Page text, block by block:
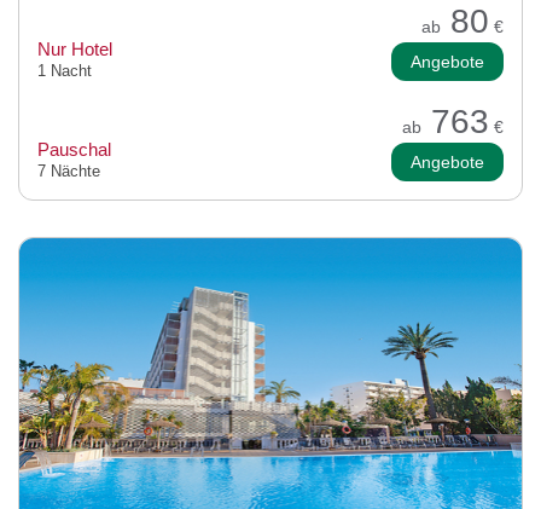
ab 80 €
Nur Hotel
1 Nacht Angebote
ab 763 €
Pauschal
7 Nächte Angebote